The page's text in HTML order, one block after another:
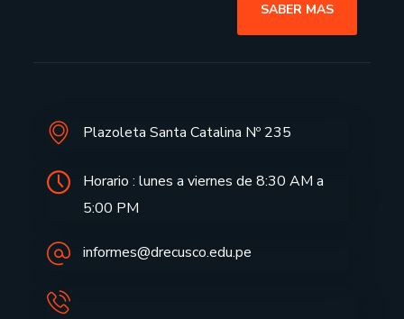
SABER MAS
Plazoleta Santa Catalina Nº 235
Horario : lunes a viernes de 8:30 AM a
5:00 PM
informes@drecusco.edu.pe